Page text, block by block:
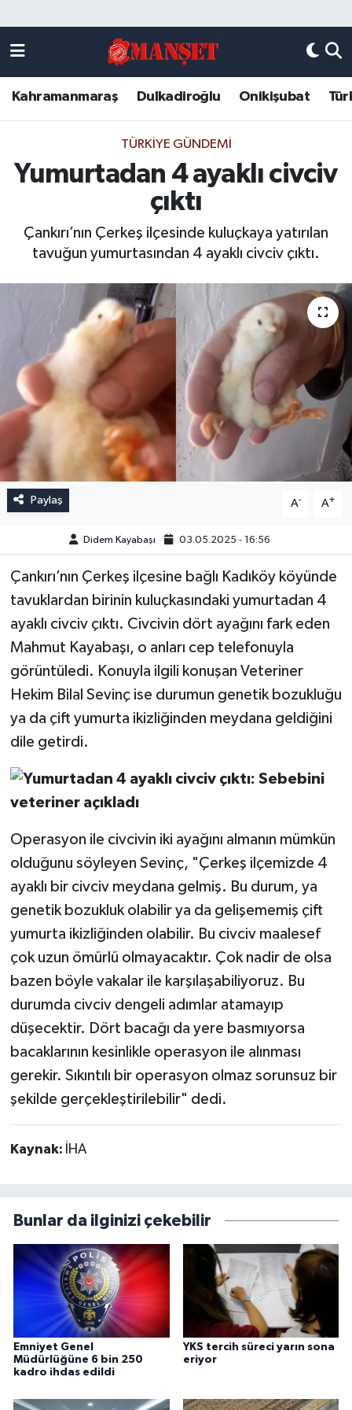
Kahramanmaraş Dulkadiroğlu Onikişubat
TÜRKIYE GÜNDEMI
Yumurtadan 4 ayaklı civciv
çıktı
Çankırı’nın Çerkeş ilçesinde kuluçkaya yatırılan
tavuğun yumurtasından 4 ayaklı civciv çıktı.
Paylaş A- A+
Didem Kayabaşı 03.05.2025 - 16:56
Çankırı’nın Çerkeş ilçesine bağlı Kadıköy köyünde
tavuklardan birinin kuluçkasındaki yumurtadan 4
ayaklı civciv çıktı. Civcivin dört ayağını fark eden
Mahmut Kayabaşı, o anları cep telefonuyla
görüntüledi. Konuyla ilgili konuşan Veteriner
Hekim Bilal Sevinç ise durumun genetik bozukluğu
ya da çift yumurta ikizliğinden meydana geldiğini
dile getirdi.
Operasyon ile civcivin iki ayağını almanın mümkün
olduğunu söyleyen Sevinç, "Çerkeş ilçemizde 4
ayaklı bir civciv meydana gelmiş. Bu durum, ya
genetik bozukluk olabilir ya da gelişememiş çift
yumurta ikizliğinden olabilir. Bu civciv maalesef
çok uzun ömürlü olmayacaktır. Çok nadir de olsa
bazen böyle vakalar ile karşılaşabiliyoruz. Bu
durumda civciv dengeli adımlar atamayıp
düşecektir. Dört bacağı da yere basmıyorsa
bacaklarının kesinlikle operasyon ile alınması
gerekir. Sıkıntılı bir operasyon olmaz sorunsuz bir
şekilde gerçekleştirilebilir" dedi.
Kaynak: İHA
Bunlar da ilginizi çekebilir
Emniyet Genel
Müdürlüğüne 6 bin 250
kadro ihdas edildi
YKS tercih süreci yarın sona
eriyor
DULKADİROĞLU
KAHRAMANMARAŞ
ONİKİŞUBAT
Künye
Kahramanmaraş Nöbetçi Eczaneler
Kahramanmaraş Hava Durumu
Kahramanmaraş Trafik Yoğunluk Haritası
Süper Lig Puan Durumu ve Fikstür
Son Dakika Haberleri
Haber Arşivi